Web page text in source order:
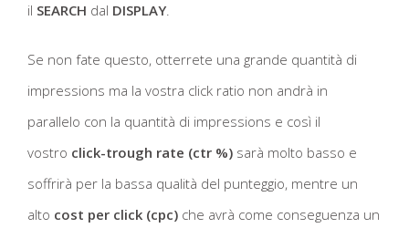
il SEARCH dal DISPLAY.
Se non fate questo, otterrete una grande quantità di
impressions ma la vostra click ratio non andrà in
parallelo con la quantità di impressions e così il
vostro click-trough rate (ctr %) sarà molto basso e
soffrirà per la bassa qualità del punteggio, mentre un
alto cost per click (cpc) che avrà come conseguenza un